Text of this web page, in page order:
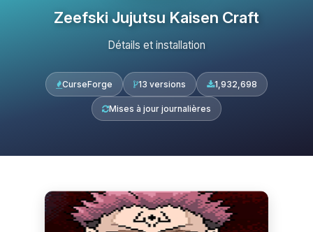
Zeefski Jujutsu Kaisen Craft
Détails et installation
CurseForge 13 versions 1,932,698
Mises à jour journalières